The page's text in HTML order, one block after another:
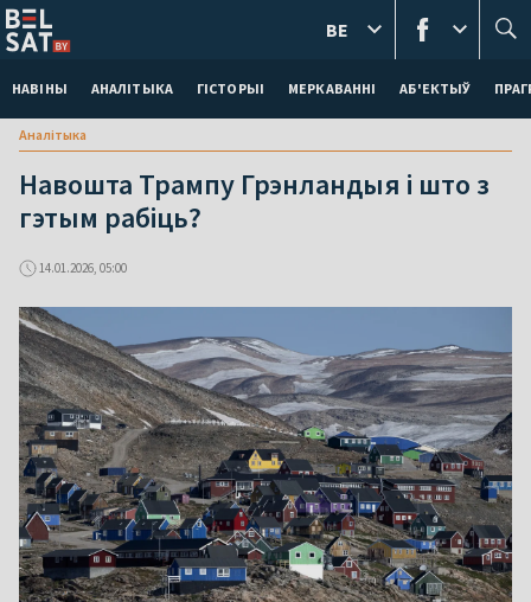
НАВІНЫ АНАЛІТЫКА ГІСТОРЫІ МЕРКАВАННI АБ'ЕКТЫЎ
BE
Аналітыка
Навошта Трампу Грэнландыя і што з
гэтым рабіць?
14.01.2026, 05:00